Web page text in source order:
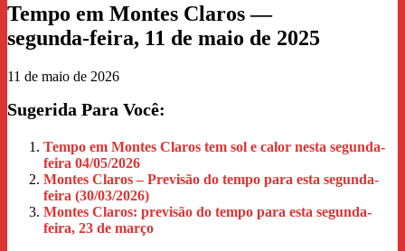
Tempo em Montes Claros —
segunda‑feira, 11 de maio de 2025
11 de maio de 2026
Sugerida Para Você:
Tempo em Montes Claros tem sol e calor nesta segunda-
feira 04/05/2026
Montes Claros – Previsão do tempo para esta segunda-
feira (30/03/2026)
Montes Claros: previsão do tempo para esta segunda-
feira, 23 de março